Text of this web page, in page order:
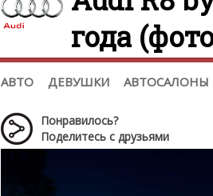
года
АВТО ДЕВУШКИ АВТОСАЛОНЫ
Автомобили
Последние добавления
Список марок
(+1102)
Понравилось?
Поделитесь с друзьями